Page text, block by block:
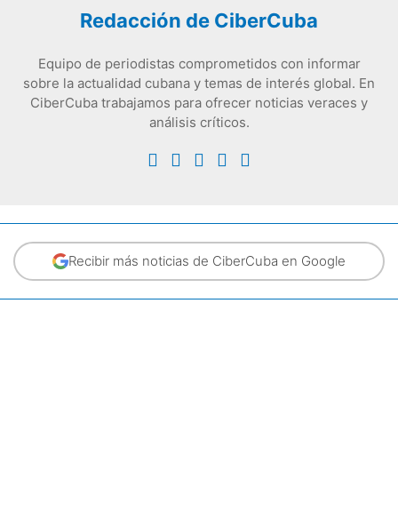
Redacción de CiberCuba
Equipo de periodistas comprometidos con informar
sobre la actualidad cubana y temas de interés global. En
CiberCuba trabajamos para ofrecer noticias veraces y
análisis críticos.
Recibir más noticias de CiberCuba en Google